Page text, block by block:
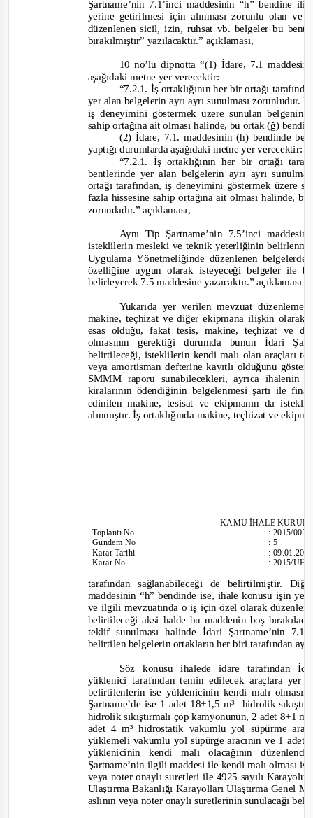
Şartname’nin 7.1’inci maddesinin “h” bendine
yerine getirilmesi için alınması zorunlu olan
düzenlenen sicil, izin, ruhsat vb. belgeler bu
bırakılmıştır” yazılacaktır.” açıklaması,
10 no’lu dipnotta“(1) İdare, 7.1
aşağıdaki metne yer verecektir:
“7.2.1. İş ortaklığının her bir ortağı
yer alan belgelerin ayrı ayrı sunulması zorunludur.
iş deneyimini göstermek üzere sunulan
sahip ortağına ait olması halinde, bu ortak (ğ)
(2) İdare, 7.1. maddesinin (h) bendinde
yaptığı durumlarda aşağıdaki metne yer verecektir:
“7.2.1. İş ortaklığının her bir ortağı
bentlerinde yer alan belgelerin ayrı ayrı
ortağı tarafından, iş deneyimini göstermek üzere
fazla hissesine sahip ortağına ait olması halinde,
zorundadır.”açıklaması,
Aynı Tip Şartname’nin 7.5’inci
isteklilerin mesleki ve teknik yeterliğinin
Uygulama Yönetmeliğinde düzenlenen
özelliğine uygun olarak isteyeceği belgeler ile
belirleyerek 7.5 maddesine yazacaktır.”açıklaması
Yukarıda yer verilen mevzuat
makine, teçhizat ve diğer ekipmana ilişkin olarak
esas olduğu, fakat tesis, makine, teçhizat ve
olmasının gerektiği durumda bunun İdari
belirtileceği, isteklilerin kendi malı olan araçları
veya amortisman defterine kayıtlı olduğunu
SMMM raporu sunabilecekleri, ayrıca
kiralarının ödendiğinin belgelenmesi şartı ile
edinilen makine, tesisat ve ekipmanın da
alınmıştır. İş ortaklığında makine, teçhizat ve
KAMU İHALE
ToplantıNo
Gündem No
Karar Tarihi
Karar No
:2015/003
:5
:
:2015/
tarafından sağlanabileceği de belirtilmiştir.
maddesinin “h” bendinde ise, ihale konusu işin
ve ilgili mevzuatında o iş için özel olarak düzenle
belirtileceği aksi halde bu maddenin boş
teklif sunulması halinde İdari Şartname’nin
belirtilen belgelerin ortakların her biri tarafından
Söz konusu ihalede idare tarafından
yüklenici tarafından temin edilecek araçlara yer
belirtilenlerin ise yüklenicinin kendi malı
Şartname’de ise 1 adet 18+1,5 m³
hidrolik
hidrolik sıkıştırmalı çöp kamyonunun, 2 adet 8+1 m³
adet 4 m³ hidrostatik vakumlu yol süpürme
yüklemeli vakumlu yol süpürge aracının ve 1 adet
yüklenicinin kendi malı olacağının
Şartname’nin ilgili maddesi ile kendi malı olması
veya noter onaylı suretleri ile 4925 sayılı
Ulaştırma Bakanlığı Karayolları Ulaştırma Genel
aslının veya noter onaylı suretlerinin sunulacağı